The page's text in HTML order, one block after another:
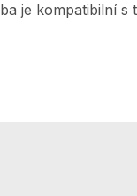
je kompatibilní